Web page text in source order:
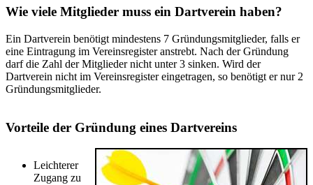
Wie viele Mitglieder muss ein Dartverein haben?
Ein Dartverein benötigt mindestens 7 Gründungsmitglieder, falls er
eine Eintragung im Vereinsregister anstrebt. Nach der Gründung
darf die Zahl der Mitglieder nicht unter 3 sinken. Wird der
Dartverein nicht im Vereinsregister eingetragen, so benötigt er nur 2
Gründungsmitglieder.
Vorteile der Gründung eines Dartvereins
Leichterer
Zugang zu